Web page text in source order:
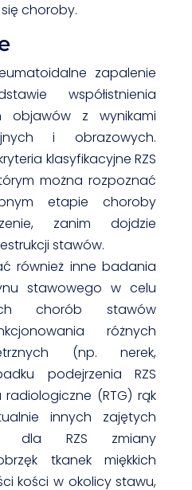
choroby.
zapalenie
współistnienia
objawów z wynikami
i obrazowych.
klasyfikacyjne RZS
można rozpoznać
etapie choroby
zanim dojdzie
stawów.
również inne badania
stawowego w celu
chorób stawów
różnych
(np. nerek,
podejrzenia RZS
(RTG) rąk
innych zajętych
dla RZS zmiany
tkanek miękkich
kości w okolicy stawu,